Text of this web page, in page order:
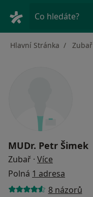
Co hledáte?
Hlavní Stránka Zubař
MUDr. Petr Šimek
Zubař · Více
Polná 1 adresa
8 názorů